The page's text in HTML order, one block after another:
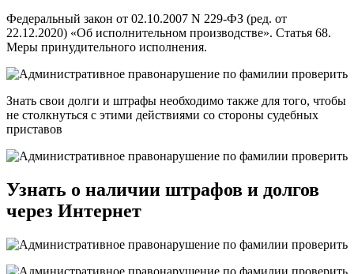
Федеральный закон от 02.10.2007 N 229-ФЗ (ред. от
22.12.2020) «Об исполнительном производстве». Статья 68.
Меры принудительного исполнения.
Знать свои долги и штрафы необходимо также для того, чтобы
не столкнуться с этими действиями со стороны судебных
приставов
Узнать о наличии штрафов и долгов
через Интернет